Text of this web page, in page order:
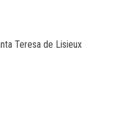
Teresa de Lisieux